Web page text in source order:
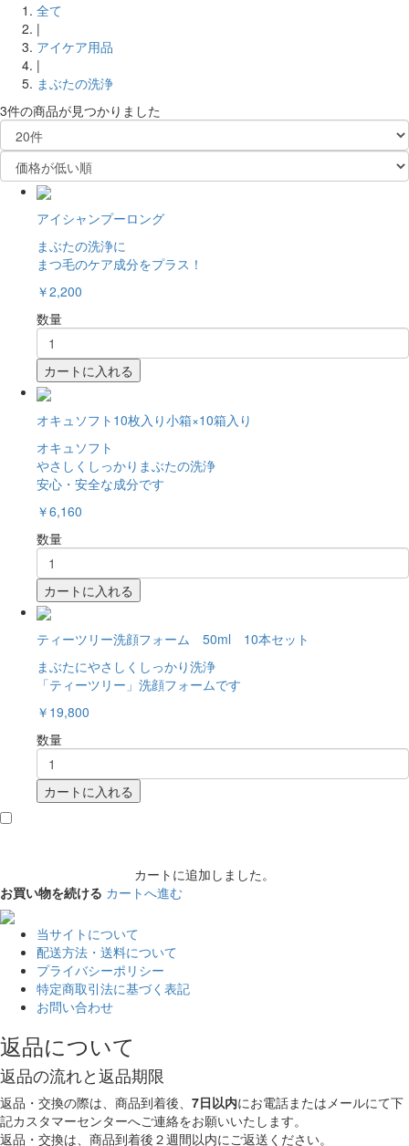
全て
|
アイケア用品
|
まぶたの洗浄
3件の商品が見つかりました
アイシャンプーロング
まぶたの洗浄に
まつ毛のケア成分をプラス！
￥2,200
数量
カートに入れる
オキュソフト10枚入り小箱×10箱入り
オキュソフト
やさしくしっかりまぶたの洗浄
安心・安全な成分です
￥6,160
数量
カートに入れる
ティーツリー洗顔フォーム 50ml 10本セット
まぶたにやさしくしっかり洗浄
「ティーツリー」洗顔フォームです
￥19,800
数量
カートに入れる
カートに追加しました。
お買い物を続ける カートへ進む
当サイトについて
配送方法・送料について
プライバシーポリシー
特定商取引法に基づく表記
お問い合わせ
返品について
返品の流れと返品期限
返品・交換の際は、商品到着後、 7日以内にお電話またはメールにて下
記カスタマーセンターへご連絡をお願いいたします。
返品・交換は、商品到着後２週間以内にご返送ください。